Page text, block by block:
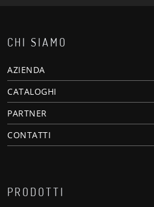
CHI SIAMO
AZIENDA
CATALOGHI
PARTNER
CONTATTI
PRODOTTI